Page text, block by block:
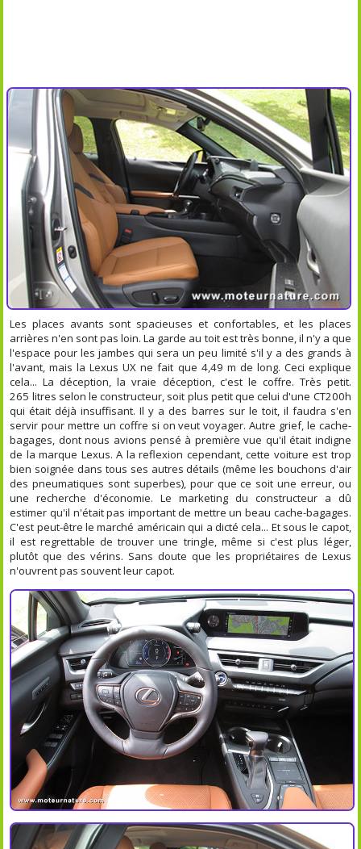
Les places avants sont spacieuses et confortables, et les places
arrières n'en sont pas loin. La garde au toit est très bonne, il n'y a que
l'espace pour les jambes qui sera un peu limité s'il y a des grands à
l'avant, mais la Lexus UX ne fait que 4,49 m de long. Ceci explique
cela... La déception, la vraie déception, c'est le coffre. Très petit.
265 litres selon le constructeur, soit plus petit que celui d'une CT200h
qui était déjà insuffisant. Il y a des barres sur le toit, il faudra s'en
servir pour mettre un coffre si on veut voyager. Autre grief, le cache-
bagages, dont nous avions pensé à première vue qu'il était indigne
de la marque Lexus. A la reflexion cependant, cette voiture est trop
bien soignée dans tous ses autres détails (même les bouchons d'air
des pneumatiques sont superbes), pour que ce soit une erreur, ou
une recherche d'économie. Le marketing du constructeur a dû
estimer qu'il n'était pas important de mettre un beau cache-bagages.
C'est peut-être le marché américain qui a dicté cela... Et sous le capot,
il est regrettable de trouver une tringle, même si c'est plus léger,
plutôt que des vérins. Sans doute que les propriétaires de Lexus
n'ouvrent pas souvent leur capot.